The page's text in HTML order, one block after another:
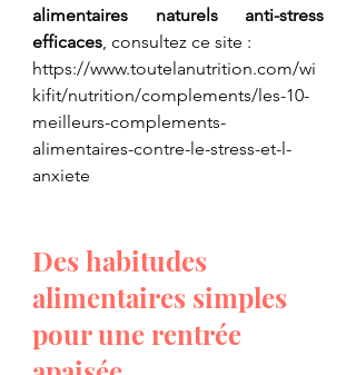
alimentaires naturels anti-stress
efficaces, consultez ce site :
https://www.toutelanutrition.com/wi
kifit/nutrition/complements/les-10-
meilleurs-complements-
alimentaires-contre-le-stress-et-l-
anxiete
Des habitudes
alimentaires simples
pour une rentrée